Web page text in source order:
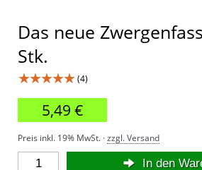
Das neue
Stk.
★★★★★ (4)
5,49 €
Preis inkl. 19% MwSt. ·zzgl. Versand
In den